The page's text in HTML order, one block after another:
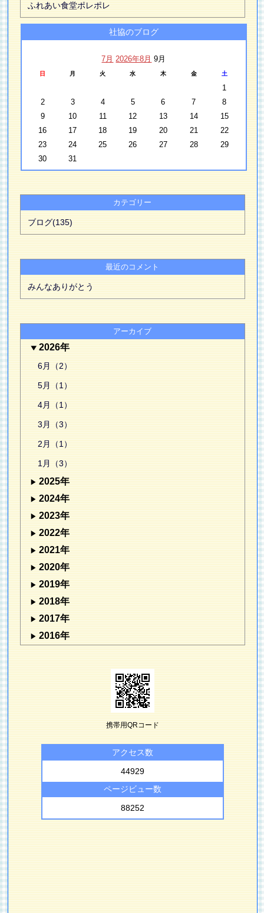
ふれあい食堂ポレポレ
社協のブログ
7月 2026年8月 9月
日 月 火 水 木 金 土
1
2
3 4 5 6 7
8
9
10 11 12 13 14
15
16
17 18 19 20 21
22
23
24 25 26 27 28
29
30
31
カテゴリー
ブログ(135)
最近のコメント
みんなありがとう
アーカイブ
2026年
6月（2）
5月（1）
4月（1）
3月（3）
2月（1）
1月（3）
2025年
2024年
2023年
2022年
2021年
2020年
2019年
2018年
2017年
2016年
携帯用QRコード
アクセス数
44929
ページビュー数
88252